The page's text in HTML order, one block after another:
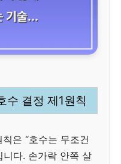
수 결정 제1원칙
은 “호수는 무조건
니다. 손가락 안쪽 살